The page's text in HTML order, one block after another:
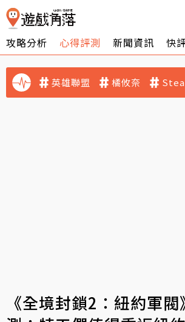
攻略分析 心得評測 新聞資訊 快
英雄聯盟 橘攸奈
《全境封鎖2：紐約軍